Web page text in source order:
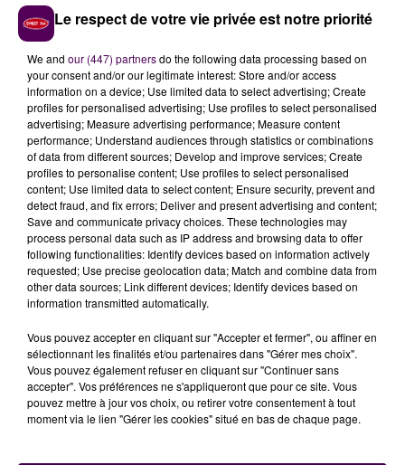
Le sinistre s’est ensuite propagé à la toiture,
"totalement embrasée"
heureusement, il n’y a pas eu de victime. L’occupant a
réussi à sortir de lui-même de l’habitation en feu
avant d’être pris en charge par les pompiers.
À LA UNE
7 août 2026
Gagnez vos pass pour le V and B Fest' 2026 !
Le respect de votre vie privée est notre priorité
We and our (447) partnersdo the following data processing based on
your consent and/or our legitimate interest: Store and/or access
information on a device; Use limited data to select advertising; Create
profiles for personalised advertising; Use profiles to select personalised
advertising; Measure advertising performance; Measure content
performance; Understand audiences through statistics or combinations
of data from different sources; Develop and improve services; Create
profiles to personalise content; Use profiles to select personalised
content; Use limited data to select content; Ensure security, prevent and
detect fraud, and fix errors; Deliver and present advertising and content;
Save and communicate privacy choices. These technologies may
process personal data such as IP address and browsing data to offer
following functionalities: Identify devices based on information actively
requested; Use precise geolocation data; Match and combine data from
other data sources; Link different devices; Identify devices based on
information transmitted automatically.
Vous pouvez accepter en cliquant sur "Accepter et fermer", ou affiner en
sélectionnant les finalités et/ou partenaires dans "Gérer mes choix".
Vous pouvez également refuser en cliquant sur "Continuer sans
accepter". Vos préférences ne s'appliqueront que pour ce site. Vous
pouvez mettre à jour vos choix, ou retirer votre consentement à tout
moment via le lien "Gérer les cookies" situé en bas de chaque page.